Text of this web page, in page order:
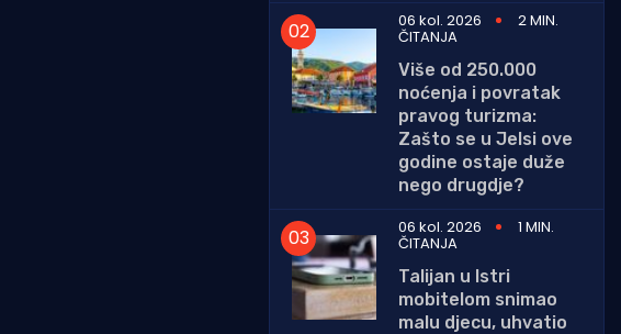
06 kol. 2026 2 MIN.
ČITANJA
Više od 250.000
noćenja i povratak
pravog turizma:
Zašto se u Jelsi ove
godine ostaje duže
nego drugdje?
06 kol. 2026
1 MIN.
ČITANJA
Talijan u Istri
mobitelom snimao
malu djecu, uhvatio